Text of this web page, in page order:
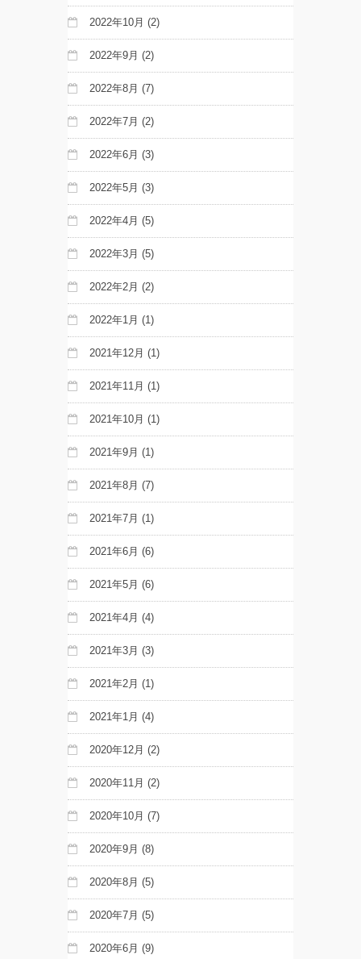
2022年10月 (2)
2022年9月 (2)
2022年8月 (7)
2022年7月 (2)
2022年6月 (3)
2022年5月 (3)
2022年4月 (5)
2022年3月 (5)
2022年2月 (2)
2022年1月 (1)
2021年12月 (1)
2021年11月 (1)
2021年10月 (1)
2021年9月 (1)
2021年8月 (7)
2021年7月 (1)
2021年6月 (6)
2021年5月 (6)
2021年4月 (4)
2021年3月 (3)
2021年2月 (1)
2021年1月 (4)
2020年12月 (2)
2020年11月 (2)
2020年10月 (7)
2020年9月 (8)
2020年8月 (5)
2020年7月 (5)
2020年6月 (9)